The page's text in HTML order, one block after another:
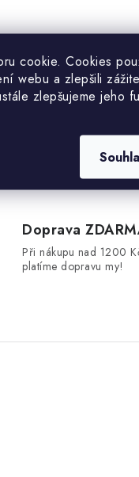
cookie. Cookies
webu a zlepšili
zlepšujeme jeho
Doprava
Při nákupu nad 1200
platíme dopravu my!